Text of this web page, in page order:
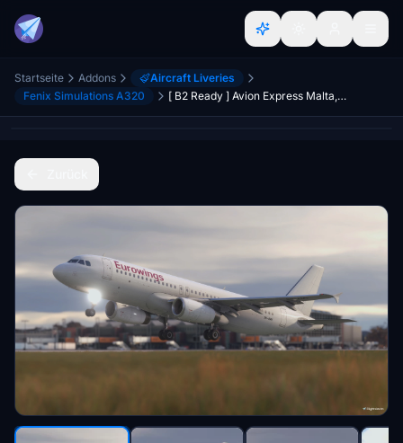
Startseite Addons
Aircraft Liveries
Fenix Simulations A320
[ B2 Ready ] Avion Express Malta, Eurowings Charter [ 9H-AMV | w/Cabin ]